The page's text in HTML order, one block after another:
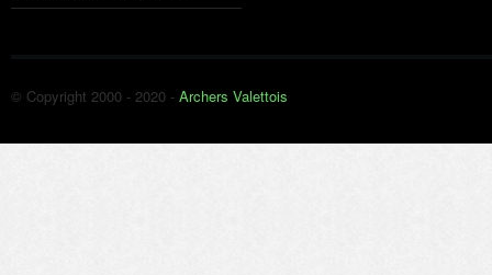
© Copyright 2000 - 2020 - Archers Valettois